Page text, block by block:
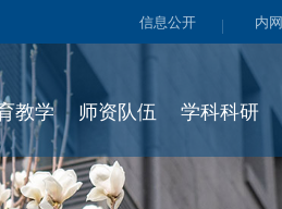
信息公开 内网
教学 师资队伍 学科科研